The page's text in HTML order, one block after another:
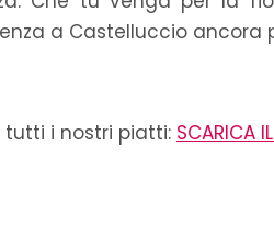
a Castelluccio ancora
tutti i nostri piatti: SCARICA